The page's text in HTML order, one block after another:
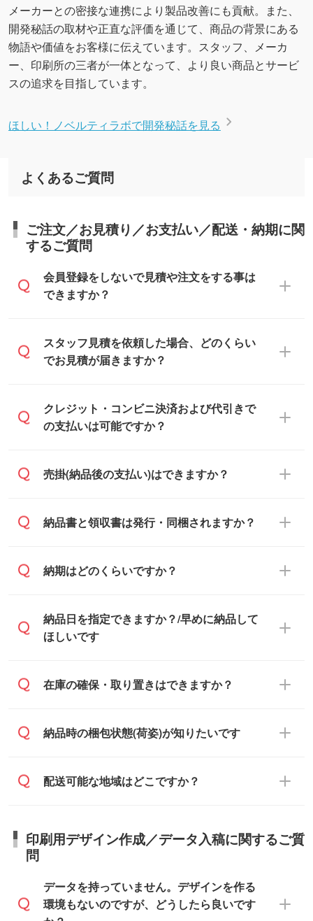
メーカーとの密接な連携により製品改善にも貢献。また、
開発秘話の取材や正直な評価を通じて、商品の背景にある
物語や価値をお客様に伝えています。スタッフ、メーカ
ー、印刷所の三者が一体となって、より良い商品とサービ
スの追求を目指しています。
ほしい！ノベルティラボで開発秘話を見る
よくあるご質問
ご注文／お見積り／お支払い／配送・納期に関
するご質問
会員登録をしないで見積や注文をする事は
できますか？
可能です。見積・注文フォームにて『ゲス
トのまま進む』ボタンからお進みのうえ、
スタッフ見積を依頼した場合、どのくらい
でお見積が届きますか？
通常、翌営業日までにお送りしておりま
す。混雑状況によっては、お時間をいただ
翌営業日以降のご連絡となります。
クレジット・コンビニ決済および代引きで
の支払いは可能ですか？
銀行振込のみのご対応となります。
売掛(納品後の支払い)はできますか？
基本的には先入金をお願いしております
に対応可能です。
人様からご注文いただく場合でも、お支払
い元が学校や幼稚園・保育園であれば、同
す。
納品書と領収書は発行・同梱されますか？
納品書・領収書は ご依頼をいただいた場合
でお送りします。
原本の郵送をご希望の場合は、担当スタッ
備考欄』よりお知らせください。
納期はどのくらいですか？
・印刷する場合(500個程度)
ご入金、イメージ画像の校了から約2週間
・商品のみ注文する場合(サンプル購入を含
ます。
納期は商品や数量、印刷方法、ご納品場
ュール」に注文予定日をご入力いただく
と、おおよその締切日や出荷目安をご確認
いただけます。
納品日を指定できますか？/早めに納品して
ほしいです
ご希望の納期がある場合は、お問い合わ
在庫状況や印刷スケジュールを確認のう
短5営業日で出荷可能な商品もご用意してお
商品ページにてご確認ください
在庫の確保・取り置きはできますか？
ご入金確認後に在庫を確保し、注文確定の
ださい。
納品時の梱包状態(荷姿)が知りたいです
商品によって異なります。各ページにある
います。(白箱、化粧箱、ブリスターパック
など)
います。(透明袋、デザイン袋など)
【個包装なし】 個包装がされていない状
配送可能な地域はどこですか？
日本全国へお届けが可能です。なお、海外
への直接納品は行っておりませんので予め
印刷用デザイン作成／データ入稿に関するご質
問
データを持っていません。デザインを作る
環境もないのですが、どうしたら良いです